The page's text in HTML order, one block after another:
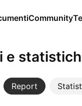
Community
e
Report